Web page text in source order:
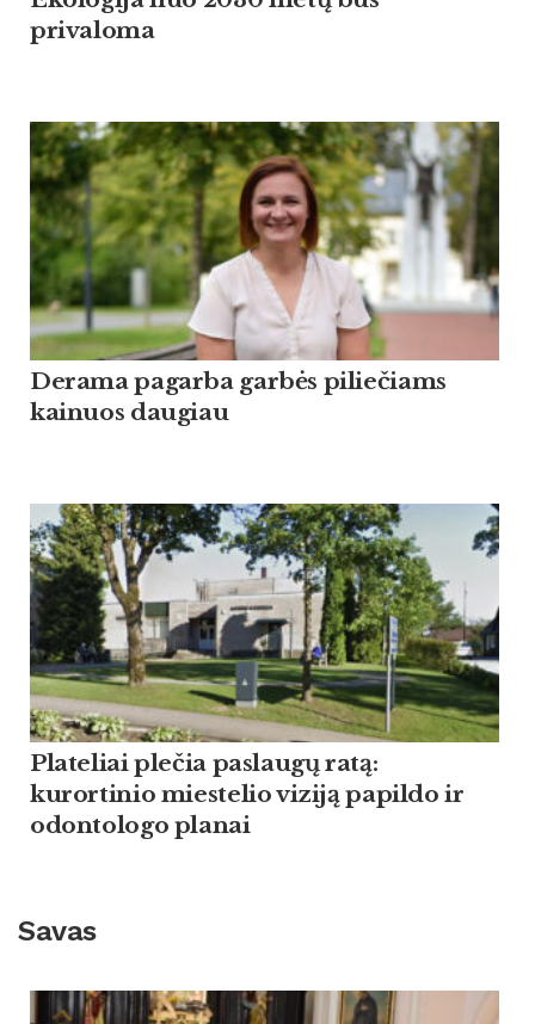
privaloma
Derama pagarba garbės piliečiams
kainuos daugiau
Plateliai plečia paslaugų ratą:
kurortinio miestelio viziją papildo ir
odontologo planai
Savas